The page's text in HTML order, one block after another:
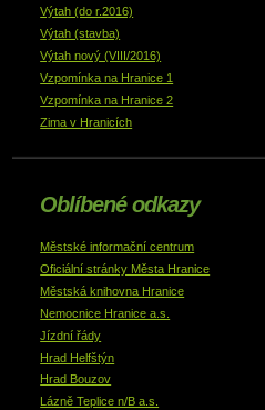
Výtah (do r.2016)
Výtah (stavba)
Výtah nový (VIII/2016)
Vzpomínka na Hranice 1
Vzpomínka na Hranice 2
Zima v Hranicích
Oblíbené odkazy
Městské informační centrum
Oficiální stránky Města Hranice
Městská knihovna Hranice
Nemocnice Hranice a.s.
Jízdní řády
Hrad Helfštýn
Hrad Bouzov
Lázně Teplice n/B a.s.